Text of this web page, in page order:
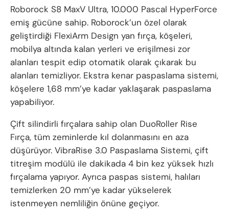
Roborock S8 MaxV Ultra, 10.000 Pascal HyperForce
emiş gücüne sahip. Roborock’un özel olarak
geliştirdiği FlexiArm Design yan fırça, köşeleri,
mobilya altında kalan yerleri ve erişilmesi zor
alanları tespit edip otomatik olarak çıkarak bu
alanları temizliyor. Ekstra kenar paspaslama sistemi,
köşelere 1,68 mm’ye kadar yaklaşarak paspaslama
yapabiliyor.
Çift silindirli fırçalara sahip olan DuoRoller Rise
Fırça, tüm zeminlerde kıl dolanmasını en aza
düşürüyor. VibraRise 3.0 Paspaslama Sistemi, çift
titreşim modülü ile dakikada 4 bin kez yüksek hızlı
fırçalama yapıyor. Ayrıca paspas sistemi, halıları
temizlerken 20 mm’ye kadar yükselerek
istenmeyen nemliliğin önüne geçiyor.